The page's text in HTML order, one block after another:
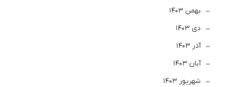
بهمن 1403
دی 1403
آذر 1403
آبان 1403
شهریور 1403